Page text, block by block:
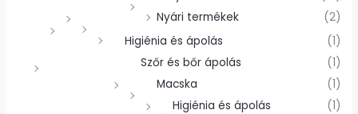
Nyári termékek
(2)
Higiénia és ápolás
(1)
Szőr és bőr ápolás
(1)
Macska
(1)
Higiénia és ápolás
(1)